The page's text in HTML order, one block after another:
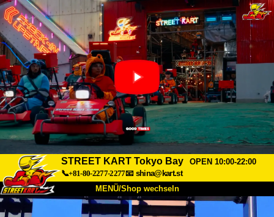
STREET KART Tokyo Bay
OPEN 10:00-22:00
📞+81-80-2277-2277📧 shina@kart.st
MENÜ/Shop wechseln
START